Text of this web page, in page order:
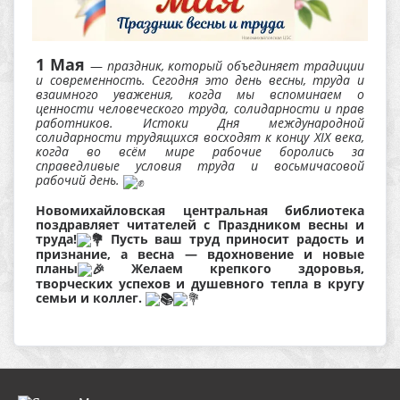
1 Мая — праздник, который объединяет традиции
и современность. Сегодня это день весны, труда и
взаимного уважения, когда мы вспоминаем о
ценности человеческого труда, солидарности и прав
работников. Истоки Дня международной
солидарности трудящихся восходят к концу XIX века,
когда во всём мире рабочие боролись за
справедливые условия труда и восьмичасовой
рабочий день.
Новомихайловская центральная библиотека
поздравляет читателей с Праздником весны и
труда!
Пусть ваш труд приносит радость и
признание, а весна — вдохновение и новые
планы
Желаем крепкого здоровья,
творческих успехов и душевного тепла в кругу
семьи и коллег.